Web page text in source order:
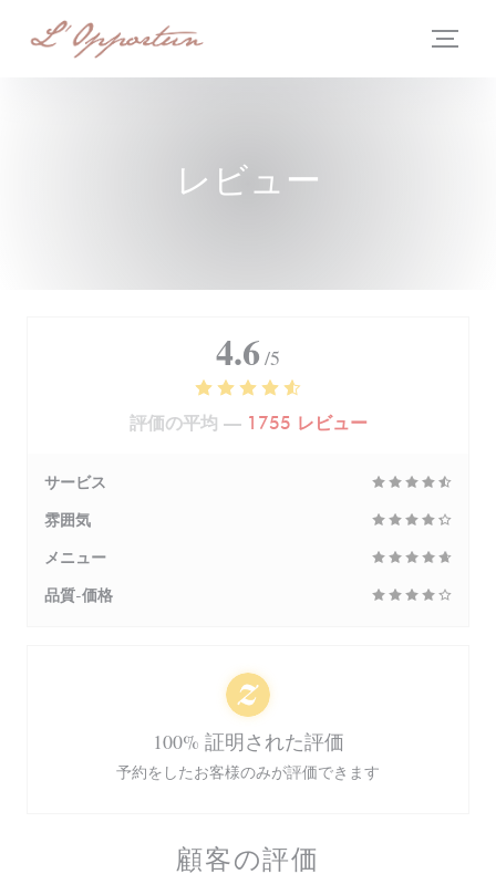
レビュー
顧客の評価
4.6 /5
評価の平均 — 1755 レビュー
サービス
雰囲気
メニュー
品質-価格
100% 証明された評価
予約をしたお客様のみが評価できます